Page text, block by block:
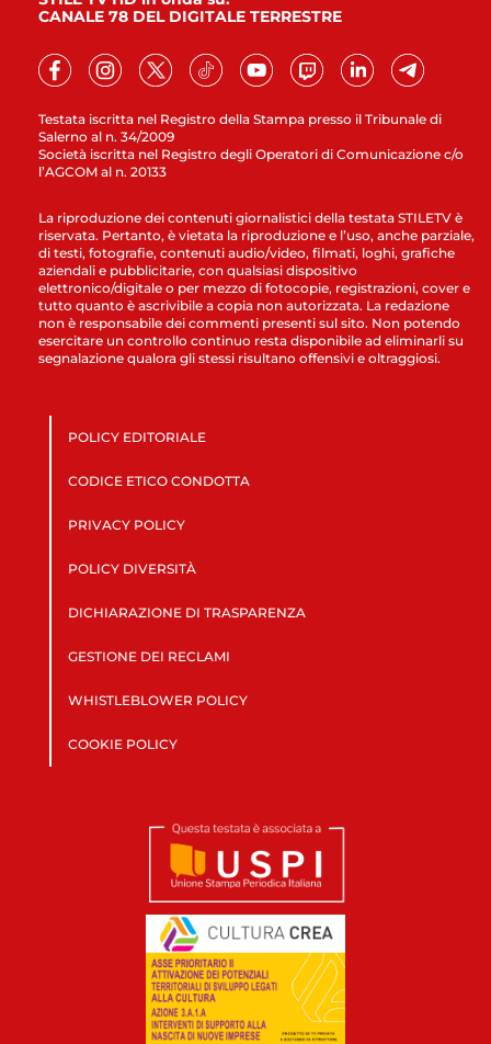
Testata iscritta nel Registro della Stampa presso il Tribunale di
Salerno al n. 34/2009
Società iscritta nel Registro degli Operatori di Comunicazione c/o
l’AGCOM al n. 20133
CANALE 78 DEL DIGITALE TERRESTRE
La riproduzione dei contenuti giornalistici della testata STILETV è
riservata. Pertanto, è vietata la riproduzione e l’uso, anche parziale,
di testi, fotografie, contenuti audio/video, filmati, loghi, grafiche
aziendali e pubblicitarie, con qualsiasi dispositivo
elettronico/digitale o per mezzo di fotocopie, registrazioni, cover e
tutto quanto è ascrivibile a copia non autorizzata. La redazione
non è responsabile dei commenti presenti sul sito. Non potendo
esercitare un controllo continuo resta disponibile ad eliminarli su
segnalazione qualora gli stessi risultano offensivi e oltraggiosi.
POLICY EDITORIALE
CODICE ETICO CONDOTTA
PRIVACY POLICY
POLICY DIVERSITÀ
DICHIARAZIONE DI TRASPARENZA
GESTIONE DEI RECLAMI
WHISTLEBLOWER POLICY
COOKIE POLICY